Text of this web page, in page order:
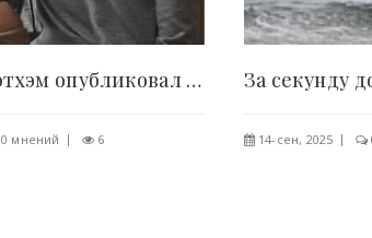
Джейсон Стэтхэм опубликовал фото с женой и тут..
0 мнений 6 14-сен, 2025